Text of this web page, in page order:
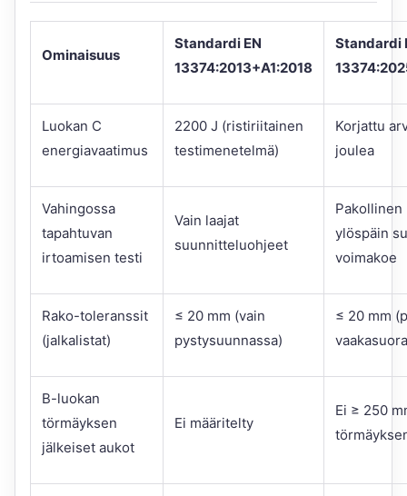
Ominaisuus
Standardi EN
13374:2013+A1:2018
Standardi
Luokan C
energiavaatimus
2200 J (ristiriitainen
testimenetelmä)
Korjattu
joulea
Vahingossa
tapahtuvan
irtoamisen testi
Vain laajat
suunnitteluohjeet
Pakollinen
ylöspäin
voimakoe
Rako-toleranssit
(jalkalistat)
≤ 20 mm (vain
pystysuunnassa)
≤ 20 mm
B-luokan
törmäyksen
jälkeiset aukot
Ei määritelty
Ei ≥ 250